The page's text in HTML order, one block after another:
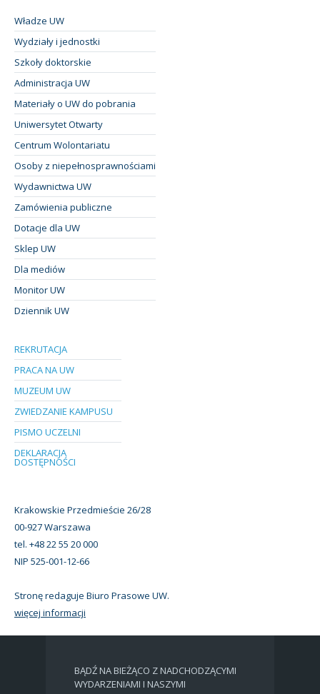
Władze UW
Wydziały i jednostki
Szkoły doktorskie
Administracja UW
Materiały o UW do pobrania
Uniwersytet Otwarty
Centrum Wolontariatu
Osoby z niepełnosprawnościami
Wydawnictwa UW
Zamówienia publiczne
Dotacje dla UW
Sklep UW
Dla mediów
Monitor UW
Dziennik UW
REKRUTACJA
PRACA NA UW
MUZEUM UW
ZWIEDZANIE KAMPUSU
PISMO UCZELNI
DEKLARACJA
DOSTĘPNOŚCI
Krakowskie Przedmieście 26/28
00-927 Warszawa
tel. +48 22 55 20 000
NIP 525-001-12-66
Stronę redaguje Biuro Prasowe UW.
więcej informacji
BĄDŹ NA BIEŻĄCO Z NADCHODZĄCYMI
WYDARZENIAMI I NASZYMI